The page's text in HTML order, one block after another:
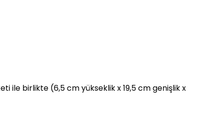
ile birlikte (6,5 cm yükseklik x 19,5 cm genişlik x